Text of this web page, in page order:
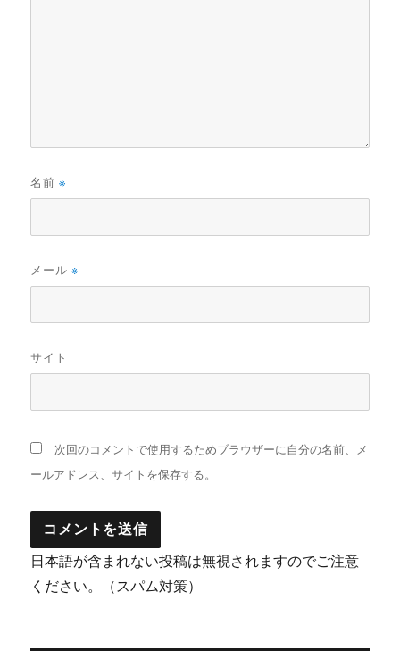
名前※
メール※
サイト
次回のコメントで使用するためブラウザーに自分の名前、メ
ールアドレス、サイトを保存する。
日本語が含まれない投稿は無視されますのでご注意
ください。（スパム対策）